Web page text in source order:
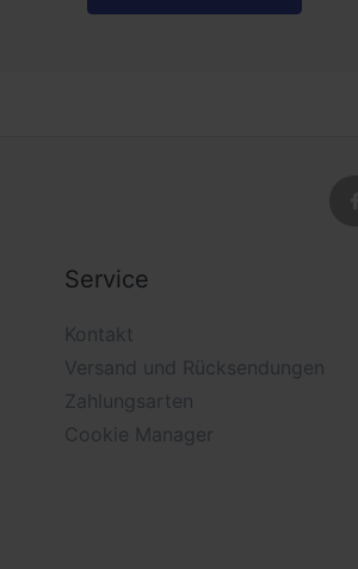
Service
Kontakt
Versand und Rücksendungen
Zahlungsarten
Cookie Manager